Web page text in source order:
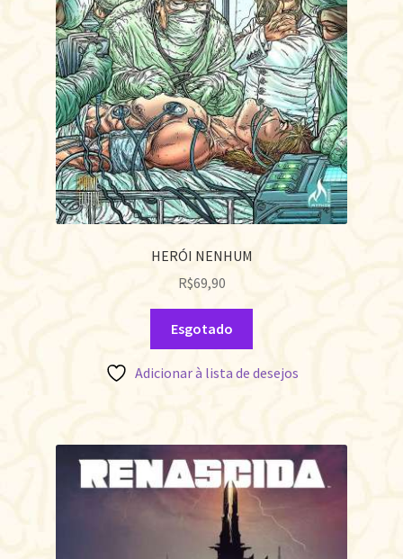
HERÓI NENHUM
R$69,90
Esgotado
Adicionar à lista de desejos